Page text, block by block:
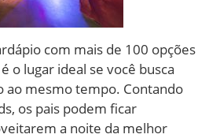
com mais de 100 opções
o lugar ideal se você busca
ao mesmo tempo. Contando
os pais podem ficar
a noite da melhor